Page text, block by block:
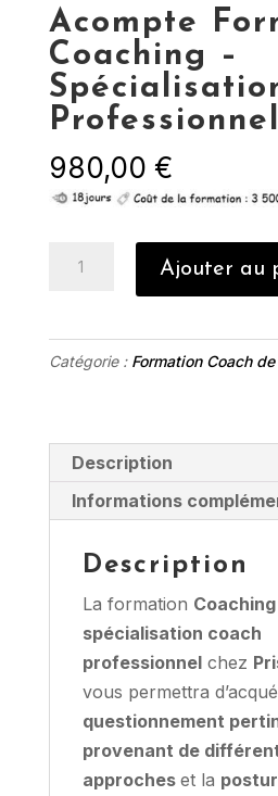
Acompte
Coaching –
Professionnel
980,00 €
Formation
Coaching
Coach
Professionnel
Ajouter au
Catégorie : Formation Coach
Description
Informations
Description
La formation
spécialisation coach
professionnelchez
vous permettra
questionnement
provenant de
approches et la